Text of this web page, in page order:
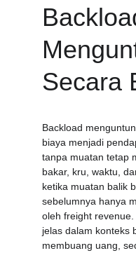
Secara
Backload
biaya menjadi
tanpa muatan tetap
bakar, kru, waktu,
ketika muatan balik
sebelumnya hanya
oleh freight
jelas dalam konteks
membuang uang,